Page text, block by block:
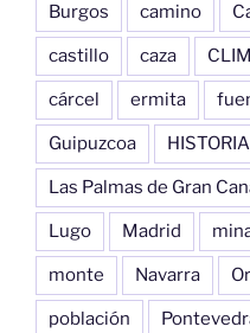
Burgos camino
castillo caza
cárcel ermita
Guipuzcoa HISTORIA
Las Palmas de Gran
Lugo Madrid
monte Navarra
población